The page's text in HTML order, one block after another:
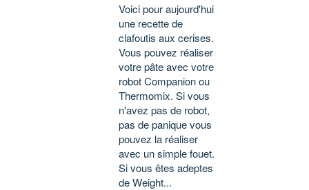
Voici pour aujourd'hui
une recette de
clafoutis aux cerises.
Vous pouvez réaliser
votre pâte avec votre
robot Companion ou
Thermomix. Si vous
n'avez pas de robot,
pas de panique vous
pouvez la réaliser
avec un simple fouet.
Si vous êtes adeptes
de Weight...